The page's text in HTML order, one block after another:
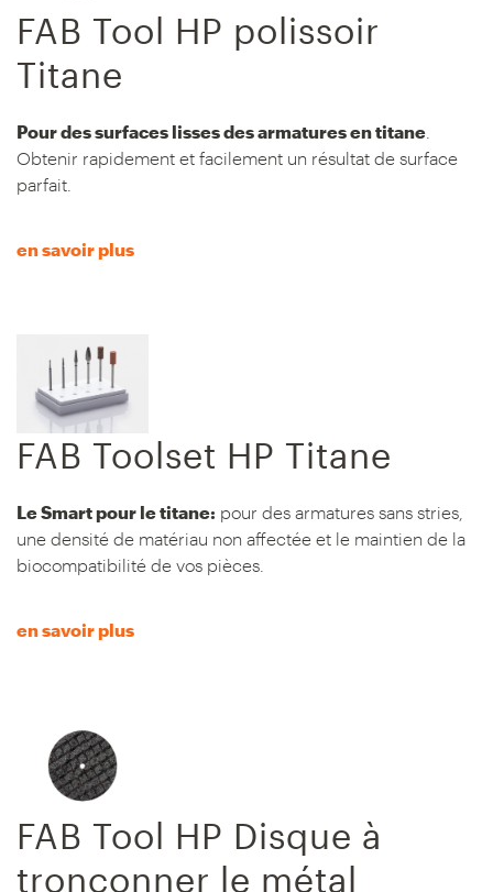
FAB Tool HP polissoir
Titane
Pour des surfaces lisses des armatures en titane
Obtenir rapidement et facilement un résultat de surface
parfait.
en savoir plus
FAB Toolset HP Titane
Le Smart pour le titane: pour des armatures sans stries,
une densité de matériau non affectée et le maintien de la
biocompatibilité de vos pièces.
en savoir plus
FAB Tool HP Disque à
tronçonner le métal